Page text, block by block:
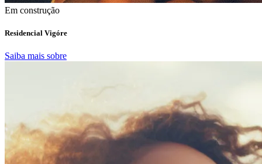
Em construção
Residencial Vigóre
Saiba mais sobre